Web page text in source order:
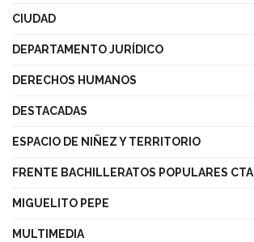
CIUDAD
DEPARTAMENTO JURÍDICO
DERECHOS HUMANOS
DESTACADAS
ESPACIO DE NIÑEZ Y TERRITORIO
FRENTE BACHILLERATOS POPULARES CTA
MIGUELITO PEPE
MULTIMEDIA